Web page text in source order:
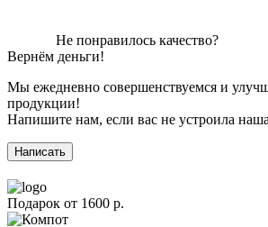
Не понравилось качество?
Вернём деньги!
Мы ежедневно совершенствуемся и
продукции!
Напишите нам, если вас не устроила
Написать
Подарок от 1600 р.